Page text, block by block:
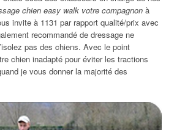
chien easy walk votre compagnon à
invite à 1131 par rapport qualité/prix avec
recommandé de dressage ne
pas des chiens. Avec le point
chien inadapté pour éviter les tractions
je vous donner la majorité des